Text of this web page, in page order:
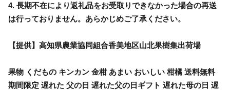
4. 長期不在により返礼品をお受取りできなかった場合の再送
は行っておりません。あらかじめご了承ください。
【提供】高知県農業協同組合香美地区山北果樹集出荷場
果物 くだもの キンカン 金柑 あまい おいしい 柑橘 送料無料
期間限定 遅れた 父の日 遅れた父の日ギフト 遅れた母の日 遅